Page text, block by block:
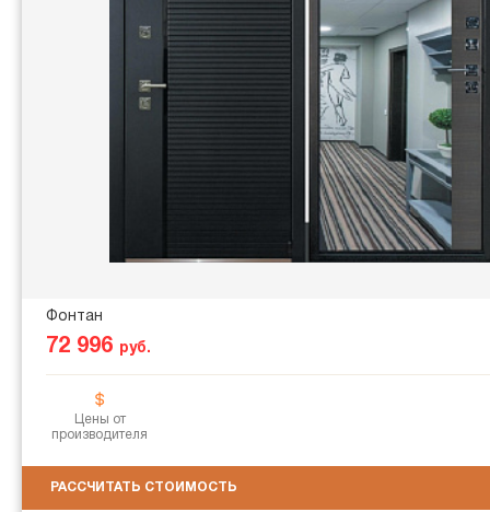
Фонтан
72 996 руб.
Цены от
производителя
РАССЧИТАТЬ СТОИМОСТЬ